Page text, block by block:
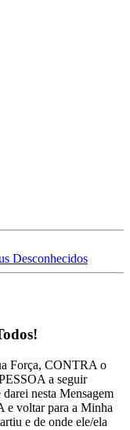
Desconhecidos
Força, CONTRA o
a seguir
nesta Mensagem
voltar para a Minha
e de onde ele/ela